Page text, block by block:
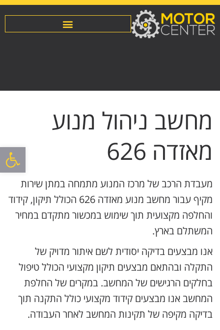
פתח
מחשב ניהול מנוע
מאזדה 626
מעבדת הרכב של מרכז המנוע מתמחה במתן שירות
מקיף עבור מחשב מנוע מאזדה 626 הכולל תיקון, קידוד
והחלפה מקצועית תוך שימוש במכשור מתקדם במחיר
המשתלם בארץ.
אנו מבצעים בדיקה יסודית לשם איתור מדויק של
התקלה ובהתאם מבצעים תיקון מקצועי הכולל טיפול
בחלקים הרגישים של המחשב. במקרים של החלפת
המחשב אנו מבצעים קידוד מקצועי כולל התקנה תוך
בדיקה מקיפה של תקינות המחשב לאחר העבודה.